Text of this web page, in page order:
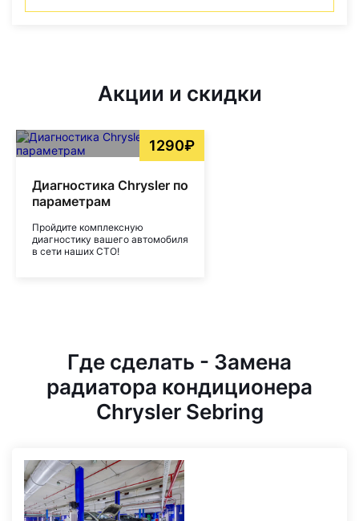
Акции и скидки
1290₽
Диагностика Chrysler по
параметрам
Пройдите комплексную
диагностику вашего автомобиля
в сети наших СТО!
Где сделать - Замена
радиатора кондиционера
Chrysler Sebring